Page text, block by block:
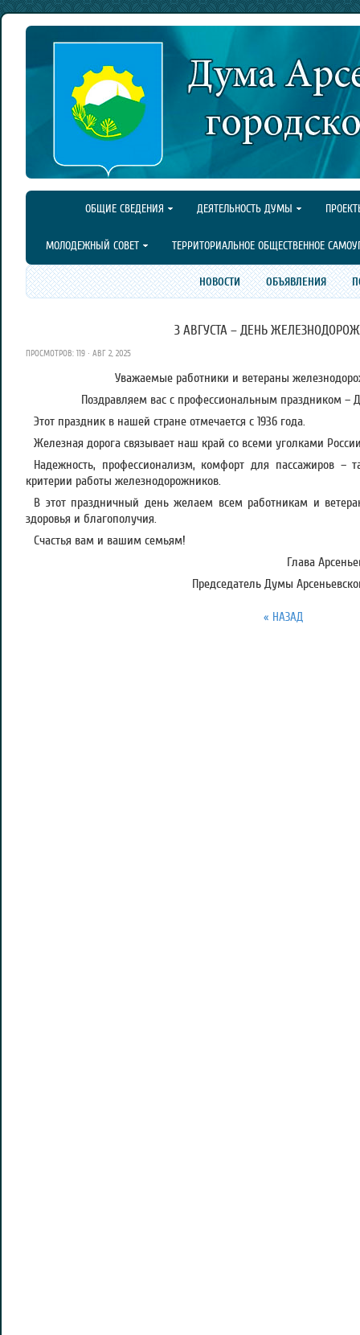
ОБЩИЕ СВЕДЕНИЯ ДЕЯТЕЛЬНОСТЬ ДУМЫ
МОЛОДЕЖНЫЙ СОВЕТ ТЕРРИТОРИАЛЬНОЕ ОБЩЕСТВЕННОЕ
НОВОСТИ ОБЪЯВЛЕНИЯ
3 АВГУСТА – ДЕНЬ
ПРОСМОТРОВ: 119 · АВГ 2, 2025
Уважаемые работники и ветераны
Поздравляем вас с профессиональным праздником –
Этот праздник в нашей стране отмечается с 1936 года.
Железная дорога связывает наш край со всеми уголками
Надежность, профессионализм, комфорт для пассажиров –
критерии работы железнодорожников.
В этот праздничный день желаем всем работникам и
здоровья и благополучия.
Счастья вам и вашим семьям!
Глава
Председатель Думы
« НАЗАД